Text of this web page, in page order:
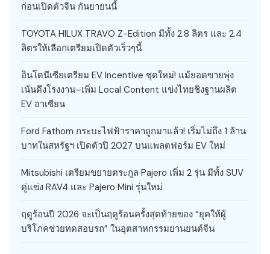
ก่อนเปิดตัวจีน กันยายนนี้
TOYOTA HILUX TRAVO Z-Edition มีทั้ง 2.8 ลิตร และ 2.4
ลิตรให้เลือกเตรียมเปิดตัวเร็วๆนี้
อินโดนีเซียเตรียม EV Incentive ชุดใหม่! แม้ยอดขายพุ่ง
เน้นดึงโรงงาน–เพิ่ม Local Content แข่งไทยชิงฐานผลิต
EV อาเซียน
Ford Fathom กระบะไฟฟ้าราคาถูกมาแล้ว! เริ่มไม่ถึง 1 ล้าน
บาทในสหรัฐฯ เปิดตัวปี 2027 บนแพลตฟอร์ม EV ใหม่
Mitsubishi เตรียมขยายตระกูล Pajero เพิ่ม 2 รุ่น มีทั้ง SUV
คู่แข่ง RAV4 และ Pajero Mini รุ่นใหม่
ฤดูร้อนปี 2026 จะเป็นฤดูร้อนครั้งสุดท้ายของ “ยุคให้ผู้
บริโภคช่วยทดสอบรถ” ในอุตสาหกรรมยานยนต์จีน